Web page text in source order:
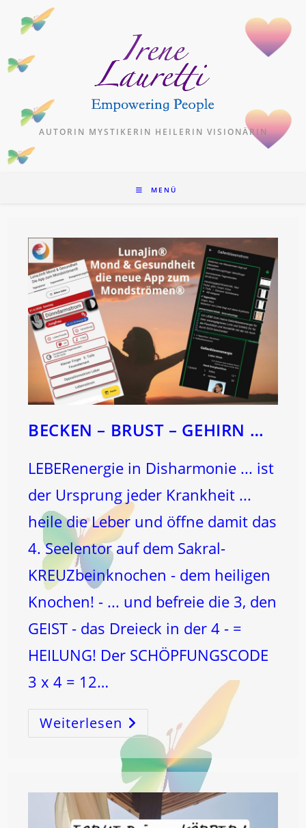
Inhalt
AUTORIN MYSTIKERIN HEILERIN VISIONÄRIN
MENÜ
BECKEN – BRUST – GEHIRN …
LEBERenergie in Disharmonie ... ist
der Ursprung jeder Krankheit ...
heile die Leber und öffne damit das
4. Seelentor auf dem Sakral-
KREUZbeinknochen - dem heiligen
Knochen! - ... und befreie die 3, den
GEIST - das Dreieck in der 4 - =
HEILUNG! Der SCHÖPFUNGSCODE
3 x 4 = 12…
Weiterlesen BECKEN
BRUST
–
GEHIRN
…